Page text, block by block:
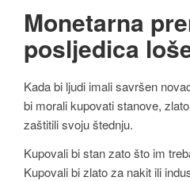
Monetarna
posljedica
Kada bi ljudi imali savršen
bi morali kupovati stanove,
zaštitili svoju štednju.
Kupovali bi stan zato što im
Kupovali bi zlato za nakit ili